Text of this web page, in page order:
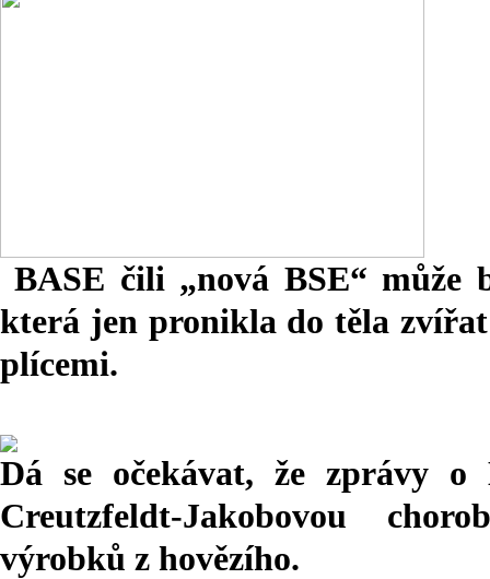
BASE čili „nová BSE“ může
která jen pronikla do těla
plícemi.
Dá se očekávat, že zprávy
Creutzfeldt-Jakobovou
výrobků z hovězího.